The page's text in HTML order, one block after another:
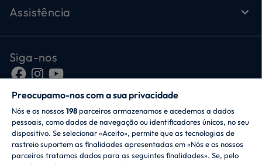
Assistência
Siga-nos
Preocupamo-nos com a sua privacidade
Nós e os nossos 198parceiros armazenamos e acedemos a dados
pessoais, como dados de navegação ou identificadores únicos, no seu
dispositivo. Se selecionar «Aceito», permite que as tecnologias de
rastreio suportem as finalidades apresentadas em «Nós e os nossos
parceiros tratamos dados para as seguintes finalidades». Se, pelo